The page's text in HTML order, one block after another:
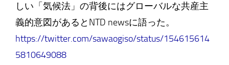
しい「気候法」の背後にはグローバルな共産主
義的意図があるとNTD newsに語った。
https://twitter.com/sawaogiso/status/154615614
5810649088